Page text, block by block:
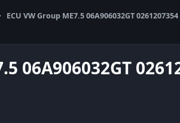
ECU VW Group ME7.5 06A906032GT
06A906032GT